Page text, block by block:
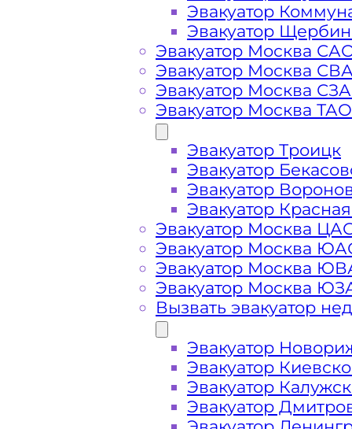
Стоимость
услуг
эвакуатора в
районе
Очаково-
Эвакуатор
Эвакуатор
Эвакуатор Москва
Эвакуатор Москва
Эвакуатор Москва
Эвакуатор Москва ТАО
Эвакуатор Троицк
Эвакуатор
Эвакуатор
Эвакуатор
Эвакуатор Москва
Эвакуатор Москва
Эвакуатор Москва
Эвакуатор Москва
Вызвать эвакуатор
Эвакуатор
Эвакуатор
Эвакуатор
Эвакуатор